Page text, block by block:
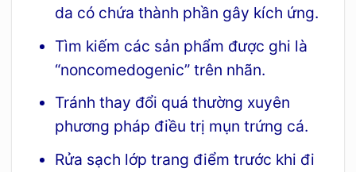
da có chứa thành phần gây kích ứng.
Tìm kiếm các sản phẩm được ghi là
“noncomedogenic” trên nhãn.
Tránh thay đổi quá thường xuyên
phương pháp điều trị mụn trứng cá.
Rửa sạch lớp trang điểm trước khi đi